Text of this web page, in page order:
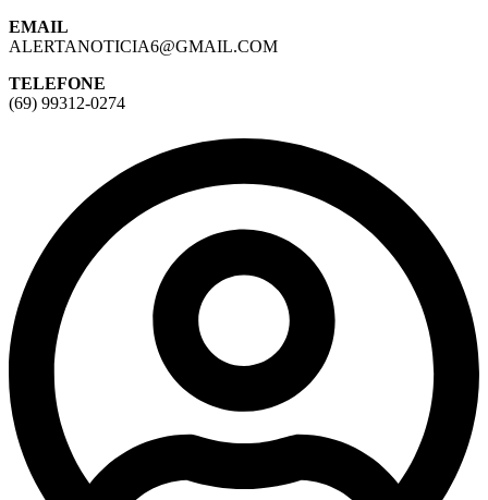
EMAIL
ALERTANOTICIA6@GMAIL.COM
TELEFONE
(69) 99312-0274